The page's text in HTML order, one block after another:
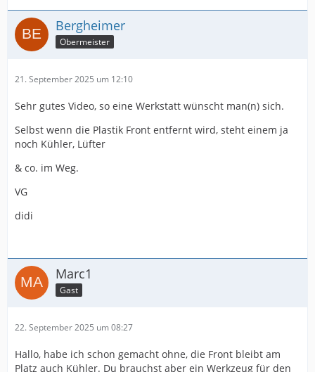
Bergheimer
Obermeister
21. September 2025 um 12:10
Sehr gutes Video, so eine Werkstatt wünscht man(n) sich.
Selbst wenn die Plastik Front entfernt wird, steht einem ja
noch Kühler, Lüfter
& co. im Weg.
VG
didi
Marc1
Gast
22. September 2025 um 08:27
Hallo, habe ich schon gemacht ohne, die Front bleibt am
Platz auch Kühler. Du brauchst aber ein Werkzeug für den